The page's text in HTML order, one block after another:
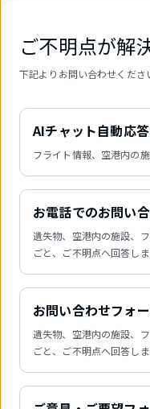
ご不明点が解
下記よりお問い合わせくださ
AIチャット自動応
フライト情報、空港内の
お電話でのお問い
遺失物、空港内の施設、
ごと、ご不明点へ回答しま
お問い合わせフォ
遺失物、空港内の施設、
ごと、ご不明点へ回答し